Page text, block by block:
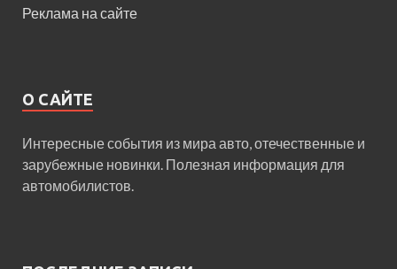
Реклама на сайте
О САЙТЕ
Интересные события из мира авто, отечественные и
зарубежные новинки. Полезная информация для
автомобилистов.